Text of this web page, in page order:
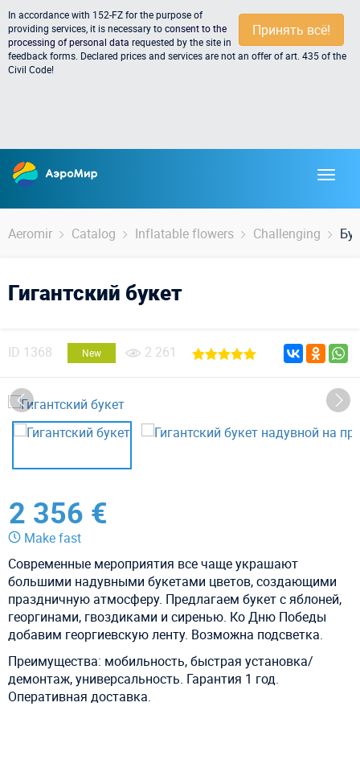
Принять всё!
In accordance with 152-FZ for the purpose of
providing services, it is necessary toconsent to the
processing of personal data requested by the site in
feedback forms. Declared prices and services are not an offer of art. 435 of the
Civil Code!
Aeromir Catalog Inflatable flowers Challenging
Гигантский букет
ID 1368 New 2 261
2 356 €
Make fast
Современные мероприятия все чаще украшают
большими надувными букетами цветов, создающими
праздничную атмосферу. Предлагаем букет с яблоней,
георгинами, гвоздиками и сиренью. Ко Дню Победы
добавим георгиевскую ленту. Возможна подсветка.
Преимущества: мобильность, быстрая установка/
демонтаж, универсальность. Гарантия 1 год.
Оперативная доставка.